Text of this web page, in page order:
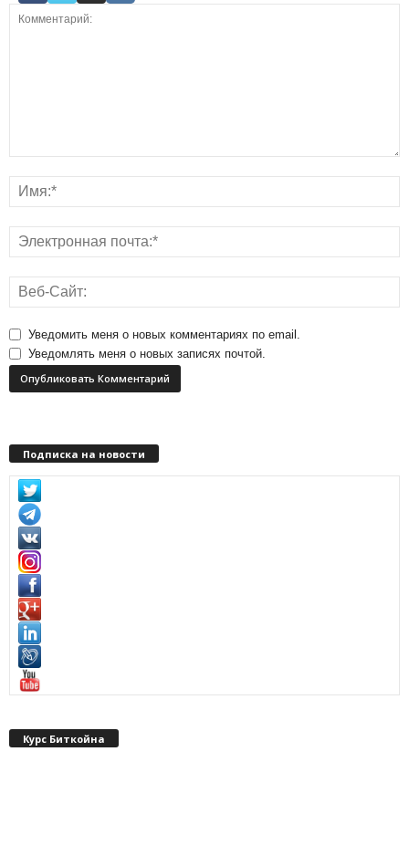
Уведомить меня о новых комментариях по email.
Уведомлять меня о новых записях почтой.
Подписка на новости
Курс Биткойна